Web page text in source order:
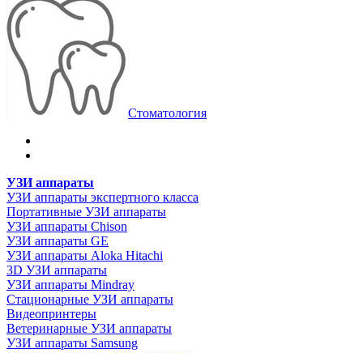
Стоматология
УЗИ аппараты
УЗИ аппараты экспертного класса
Портативные УЗИ аппараты
УЗИ аппараты Chison
УЗИ аппараты GE
УЗИ аппараты Aloka Hitachi
3D УЗИ аппараты
УЗИ аппараты Mindray
Стационарные УЗИ аппараты
Видеопринтеры
Ветеринарные УЗИ аппараты
УЗИ аппараты Samsung